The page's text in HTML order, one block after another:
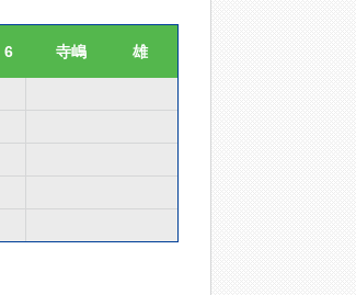
6 寺嶋 雄